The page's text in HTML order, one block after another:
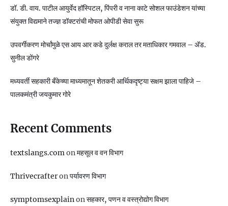
डॉ. डी. वाय. पाटील आयुर्वेद हॉस्पिटल, पिंपरी व नाना काटे सोशल फाउंडेशन यांच्या
संयुक्त विद्यमाने तज्ज्ञ डॉक्टरांची मोफत ओपीडी सेवा सुरू
उपवर्गीकरण मोर्चांमुळे एस आय आर कडे दुर्लक्ष कराल तर मताधिकार गमवाल – ॲड.
सुनील डोंगरे
मध्यवर्ती सहकारी बँकेच्या माध्यमातून शेतकरी आर्थिकदृष्ट्या सक्षम झाला पाहिजे –
पालकमंत्री जयकुमार गोरे
Recent Comments
textslangs.comonमहसूल व वन विभाग
Thrivecrafteronपर्यावरण विभाग
symptomsexplainonसहकार, पणन व वस्‍त्रोद्योग विभाग